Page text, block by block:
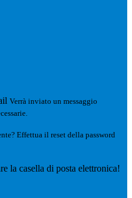
Verrà inviato un messaggio
Effettua il reset della password
la casella di posta elettronica!